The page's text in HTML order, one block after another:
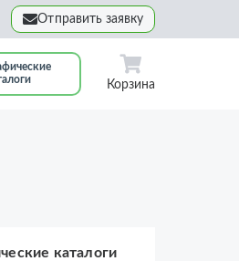
Отправить заявку
Корзина
каталоги